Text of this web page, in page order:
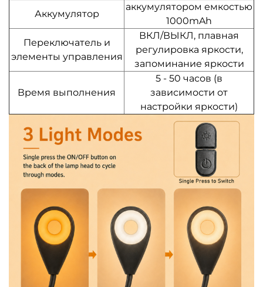
Аккумулятор
аккумулятором емкостью
1000mAh
Переключатель и
элементы управления
ВКЛ/ВЫКЛ, плавная
регулировка яркости,
запоминание яркости
Время выполнения
5 - 50 часов (в
зависимости от
настройки яркости)